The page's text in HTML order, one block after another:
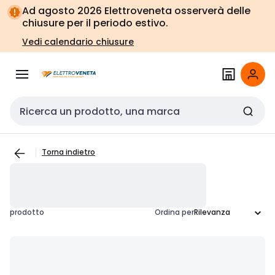
Vai alla
navigazione
Vai
alla
pagina
Ad agosto 2026 Elettroveneta osserverà delle
chiusure per il periodo estivo.
Vedi calendario chiusure
Cerca input
Torna indietro
prodotto Ordina per